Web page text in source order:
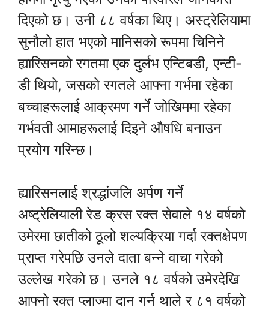
दिएको छ। उनी ८८ वर्षका थिए। अस्ट्रेलियामा
सुनौलो हात भएको मानिसको रूपमा चिनिने
ह्यारिसनको रगतमा एक दुर्लभ एन्टिबडी, एन्टी-
डी थियो, जसको रगतले आफ्ना गर्भमा रहेका
बच्चाहरूलाई आक्रमण गर्ने जोखिममा रहेका
गर्भवती आमाहरूलाई दिइने औषधि बनाउन
प्रयोग गरिन्छ।
ह्यारिसनलाई श्रद्धांजलि अर्पण गर्ने
अष्ट्रेलियाली रेड क्रस रक्त सेवाले १४ वर्षको
उमेरमा छातीको ठूलो शल्यक्रिया गर्दा रक्तक्षेपण
प्राप्त गरेपछि उनले दाता बन्ने वाचा गरेको
उल्लेख गरेको छ। उनले १८ वर्षको उमेरदेखि
आफ्नो रक्त प्लाज्मा दान गर्न थाले र ८१ वर्षको